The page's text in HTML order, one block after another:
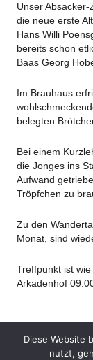
Unser
die neue erste
Hans Willi
bereits schon
Baas Georg
Im Brauhaus
belegten
​Bei einem
die Jonges ins
Aufwand
Tröpfchen zu
Zu den
Monat, sind
Treffpunkt ist
Arkadenhof
Share
Diese Website
nutzt,